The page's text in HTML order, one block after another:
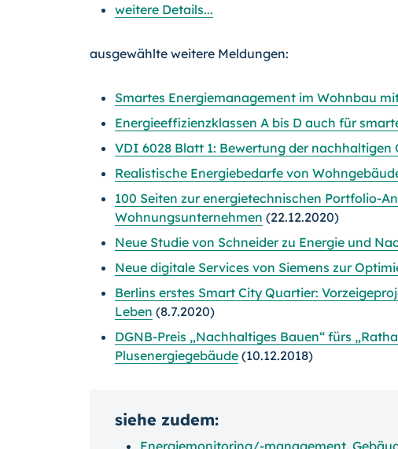
weitere Details...
ausgewählte weitere Meldungen:
Smartes Energiemanagement im Wohnbau
Energieeffizienzklassen A bis D auch für
VDI 6028 Blatt 1: Bewertung der nachhaltigen
Realistische Energiebedarfe von
100 Seiten zur energietechnischen Portfolio-
Wohnungsunternehmen (22.12.2020)
Neue Studie von Schneider zu Energie und
Neue digitale Services von Siemens zur
Berlins erstes Smart City Quartier:
Leben (8.7.2020)
DGNB-Preis „Nachhaltiges Bauen“ fürs
Plusenergiegebäude (10.12.2018)
siehe zudem:
Energiemonitoring/-management.